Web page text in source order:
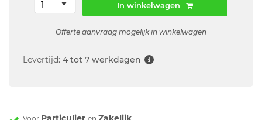
In winkelwagen
Offerte aanvraag mogelijk in winkelwagen
Levertijd: 4 tot 7 werkdagen